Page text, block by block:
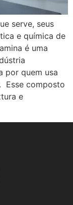
serve, seus
e química de
é uma
por quem usa
Esse composto
e